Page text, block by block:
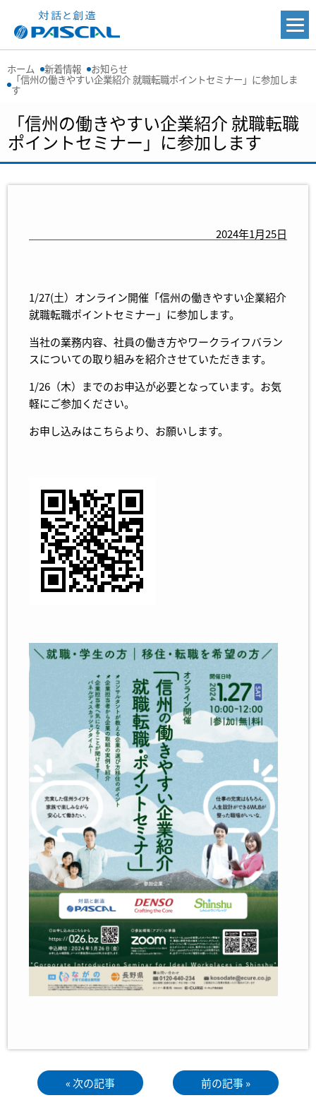
ホーム 新着情報 お知らせ
「信州の働きやすい企業紹介 就職転職ポイントセミナー」に参加しま
す
「信州の働きやすい企業紹介 就職転職
ポイントセミナー」に参加します
2024年1月25日
1/27(土）オンライン開催「信州の働きやすい企業紹介
就職転職ポイントセミナー」に参加します。
当社の業務内容、社員の働き方やワークライフバラン
スについての取り組みを紹介させていただきます。
1/26（木）までのお申込が必要となっています。お気
軽にご参加ください。
お申し込みはこちらより、お願いします。
« 次の記事 前の記事 »